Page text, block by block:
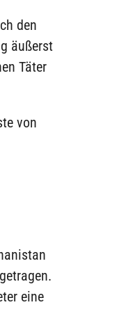
den
äußerst
Täter
von
eine